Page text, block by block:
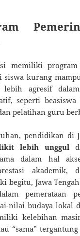
memiliki program
siswa kurang
agresif
seperti
pelatihan guru
pendidikan di
lebih unggul
dalam hal
akademik,
begitu, Jawa
pemerataan
nilai budaya lokal
kelebihan
“sama”